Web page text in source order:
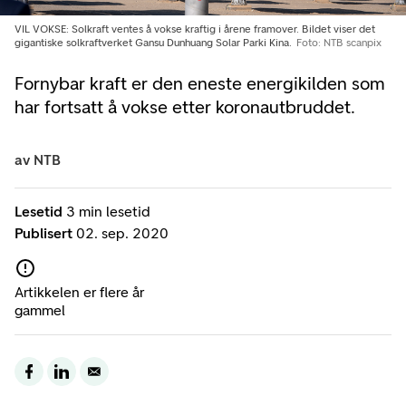
Fornybar kraft er den eneste energikilden som
har fortsatt å vokse etter koronautbruddet.
VIL VOKSE: Solkraft ventes å vokse kraftig i årene framover. Bildet viser det
gigantiske solkraftverket Gansu Dunhuang Solar Parki Kina.
Foto: NTB scanpix
Lesetid 3 min lesetid
Publisert 02. sep. 2020
Artikkelen er flere år
gammel
av NTB